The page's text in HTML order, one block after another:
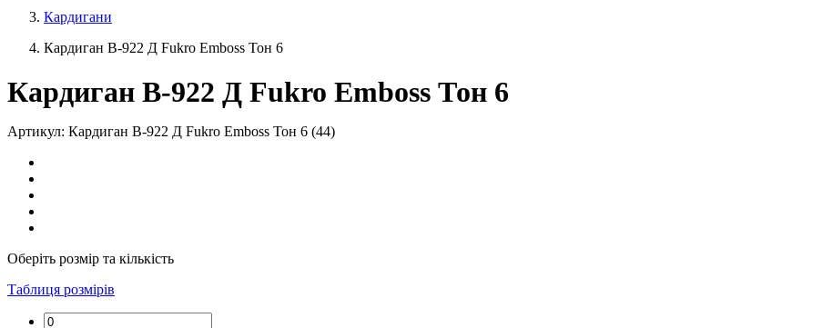
Кардигани
Кардиган В-922 Д Fukro Emboss Тон 6
Кардиган В-922 Д Fukro Emboss Тон 6
Артикул: Кардиган В-922 Д Fukro Emboss Тон 6 (44)
Оберіть розмір та кількість
Таблиця розмірів